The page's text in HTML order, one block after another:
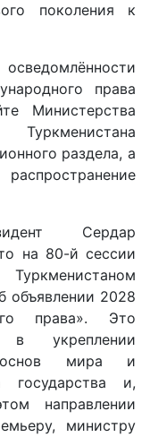
поколения к
права
Министерства
раздела, а
Сердар
на 80-й сессии
объявлении 2028
права». Это
укреплении
основ мира и
государства и,
направлении
министру